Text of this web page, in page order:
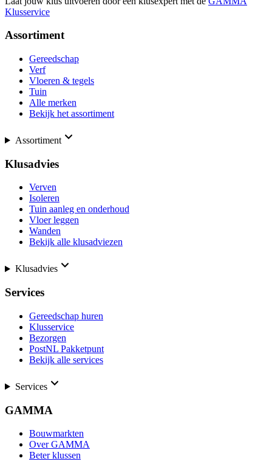
Klusservice
Assortiment
Gereedschap
Verf
Vloeren & tegels
Tuin
Alle merken
Bekijk het assortiment
Assortiment
Klusadvies
Verven
Isoleren
Tuin aanleg en onderhoud
Vloer leggen
Wanden
Bekijk alle klusadviezen
Klusadvies
Services
Gereedschap huren
Klusservice
Bezorgen
PostNL Pakketpunt
Bekijk alle services
Services
GAMMA
Bouwmarkten
Over GAMMA
Beter klussen